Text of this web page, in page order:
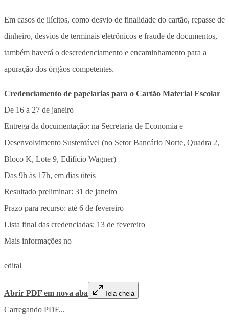
Em casos de ilícitos, como desvio de finalidade do cartão, repasse de
dinheiro, desvios de terminais eletrônicos e fraude de documentos,
também haverá o descredenciamento e encaminhamento para a
apuração dos órgãos competentes.
Credenciamento de papelarias para o Cartão Material Escolar
De 16 a 27 de janeiro
Entrega da documentação: na Secretaria de Economia e
Desenvolvimento Sustentável (no Setor Bancário Norte, Quadra 2,
Bloco K, Lote 9, Edifício Wagner)
Das 9h às 17h, em dias úteis
Resultado preliminar: 31 de janeiro
Prazo para recurso: até 6 de fevereiro
Lista final das credenciadas: 13 de fevereiro
Mais informações no
edital
Abrir PDF em nova aba Tela cheia
Carregando PDF...